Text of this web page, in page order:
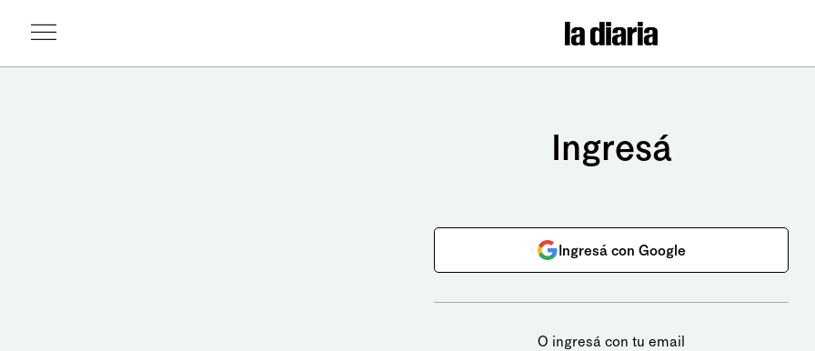
Ingresá
Ingresá con Google
O ingresá con tu email